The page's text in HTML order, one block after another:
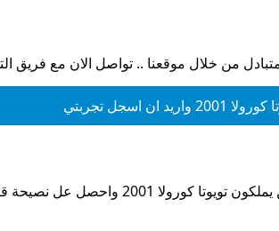
من خلال موقعنا .. تواصل الان مع فريق
كورولا 2001 واريد ان اسجل تجربتي
يملكون تويوتا كورولا 2001 واحصل عل نصيحة